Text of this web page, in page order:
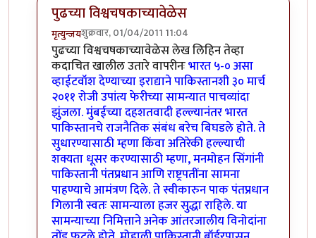
पुढच्या विश्वचषकाच्यावेळेस
मृत्युन्जयशुक्रवार, 01/04/2011 11:04
In reply toमस्त आढावाbyसंदीप चित्रे
पुढच्या विश्वचषकाच्यावेळेस लेख लिहिन तेव्हा
कदाचित खालील उतारे वापरीनःभारत ५-० असा
व्हाईटवॉश देण्याच्या इराद्याने पाकिस्तानशी ३० मार्च
२०११ रोजी उपांत्य फेरीच्या सामन्यात पाचव्यांदा
झुंजला. मुंबईच्या दहशतवादी हल्ल्यानंतर भारत
पाकिस्तानचे राजनैतिक संबंध बरेच बिघडले होते. ते
सुधारण्यासाठी म्हणा किंवा अतिरेकी हल्ल्याची
शक्यता धूसर करण्यासाठी म्हणा, मनमोहन सिंगांनी
पाकिस्तानी पंतप्रधान आणि राष्ट्रपतींना सामना
पाहण्याचे आमंत्रण दिले. ते स्वीकारुन पाक पंतप्रधान
गिलानी स्वतः सामन्याला हजर सुद्धा राहिले. या
सामन्याच्या निमित्ताने अनेक आंतरजालीय विनोदांना